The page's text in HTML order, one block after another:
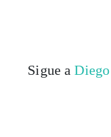
Sigue aDiego